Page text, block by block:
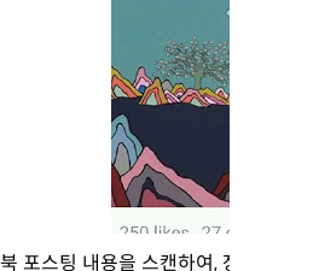
포스팅 내용을 스캔하여, 장소 ‘엑